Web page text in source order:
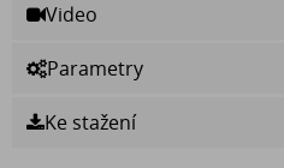
Video
Parametry
Ke stažení